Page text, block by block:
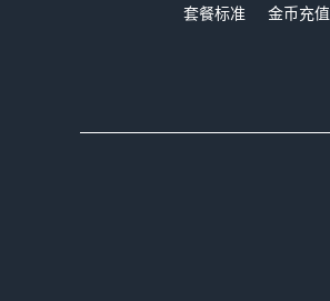
套餐标准
金币充值